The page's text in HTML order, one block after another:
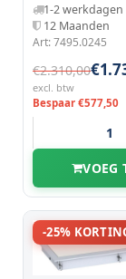
1-2 werkdagen
12 Maanden
Art: 7495.0245
€2.310,00
excl. btw
Bespaar €577,50
VOEG
-25%